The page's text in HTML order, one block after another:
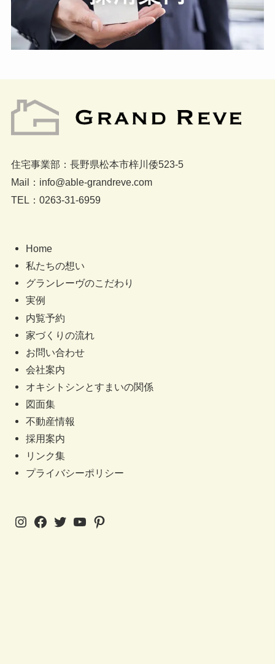
住宅事業部：長野県松本市梓川倭523-5
Mail：info@able-grandreve.com
TEL：0263-31-6959
Home
私たちの想い
グランレーヴのこだわり
実例
内覧予約
家づくりの流れ
お問い合わせ
会社案内
オキシトシンとすまいの関係
図面集
不動産情報
採用案内
リンク集
プライバシーポリシー
Instagram
Facebook
Twitter
YouTube
Pinterest